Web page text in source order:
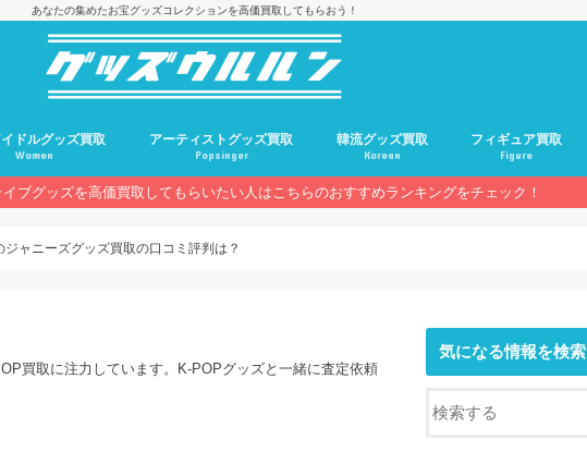
あなたの集めたお宝グッズコレクションを高価買取してもらおう！
ドルグッズ買取
Women
アーティストグッズ買取
Popsinger
韓流グッズ買取
Korean
フィギュア買取
Figure
基礎知識
人気メーカー
人気フィギュア
買取業者一覧
ブグッズを高価買取してもらいたい人はこちらのおすすめランキングをチェック！
ジャニーズグッズ買取の口コミ評判は？
買取に注力しています。K-POPグッズと一緒に査定依頼
気になる情報を検索